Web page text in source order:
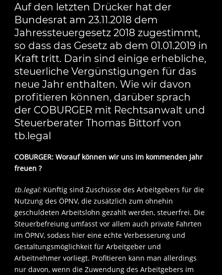
Auf den letzten Drücker hat der
Bundesrat am 23.11.2018 dem
Jahressteuergesetz 2018 zugestimmt,
so dass das Gesetz ab dem 01.01.2019 in
Kraft tritt. Darin sind einige erhebliche,
steuerliche Vergünstigungen für das
neue Jahr enthalten. Wie wir davon
profitieren können, darüber sprach
der COBURGER mit Rechtsanwalt und
Steuerberater Thomas Bittorf von
tb.legal
COBURGER: Worauf können wir uns im kommenden Jahr
freuen ?
tb.legal:Künftig sind Zuschüsse des Arbeitgebers für die
Nutzung des ÖPNV, die zusätzlich zum ohnehin
geschuldeten Arbeitslohn gezahlt werden, steuerfrei. Die
Steuerbefreiung umfasst vor allem auch private Fahrten
im ÖPNV, sodass hier eine echte Verbesserung und
Gestaltungsmöglichkeit für Arbeitgeber und
Arbeitnehmer vorliegt. Profitieren kann man allerdings
nur davon, wenn die Zuwendung des Arbeitgebers im